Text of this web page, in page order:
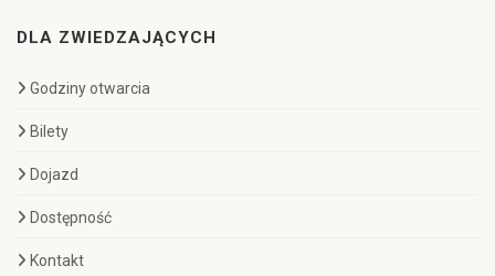
DLA ZWIEDZAJĄCYCH
Godziny otwarcia
Bilety
Dojazd
Dostępność
Kontakt